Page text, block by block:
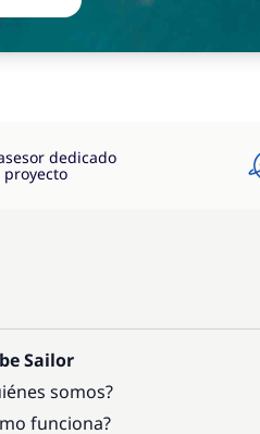
dedicado
proyecto
Sailor
somos?
funciona?